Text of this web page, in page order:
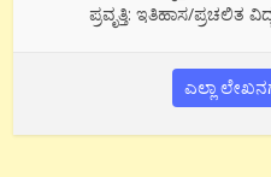
ಪ್ರವೃತ್ತಿ: ಇತಿಹಾಸ/
ಎಲ್ಲಾ